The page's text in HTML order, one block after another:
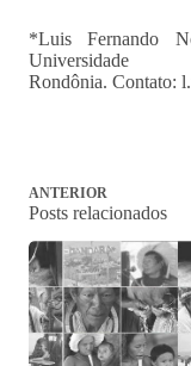
*Luis Fernando
Rondônia. Contato:
ANTERIOR
Posts relacionados